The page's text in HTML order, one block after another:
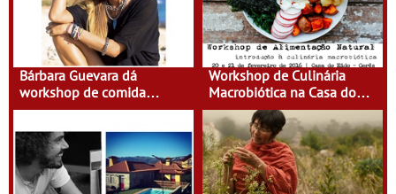
Bárbara Guevara dá
workshop de comida
saudável na Terra do
Workshop de Culinária
Macrobiótica na Casa do
Eido